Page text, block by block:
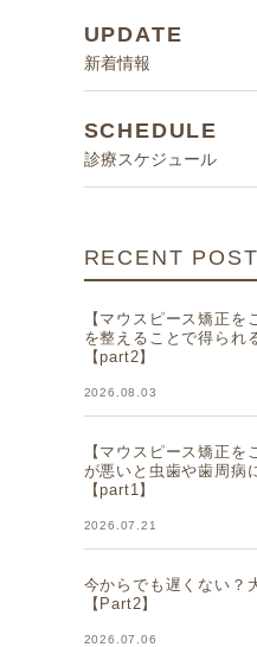
UPDATE
新着情報
SCHEDULE
診療スケジュール
RECENT
【マウスピース矯正
を整えることで得られ
【part2】
2026.08.03
【マウスピース矯正
が悪いと虫歯や歯周病
【part1】
2026.07.21
今からでも遅くない？
【Part2】
2026.07.06